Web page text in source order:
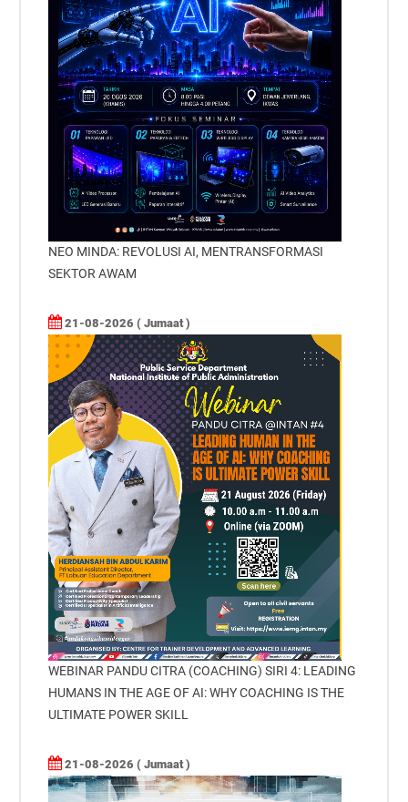
NEO MINDA: REVOLUSI AI, MENTRANSFORMASI
SEKTOR AWAM
21-08-2026 ( Jumaat )
WEBINAR PANDU CITRA (COACHING) SIRI 4: LEADING
HUMANS IN THE AGE OF AI: WHY COACHING IS THE
ULTIMATE POWER SKILL
21-08-2026 ( Jumaat )